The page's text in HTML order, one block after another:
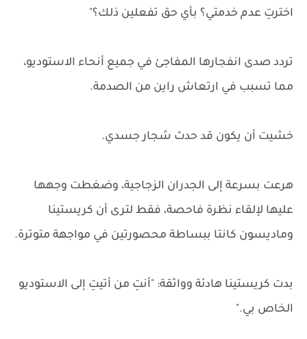
اخترتِ عدم خدمتي؟ بأي حق تفعلين ذلك؟"
تردد صدى انفجارها المفاجئ في جميع أنحاء الاستوديو،
مما تسبب في ارتعاش راين من الصدمة.
خشيت أن يكون قد حدث شجار جسدي.
هرعت بسرعة إلى الجدران الزجاجية، وضغطت وجهها
عليها لإلقاء نظرة فاحصة، فقط لترى أن كريستينا
وماديسون كانتا ببساطة محصورتين في مواجهة متوترة.
بدت كريستينا هادئة وواثقة: "أنتِ من أتيتِ إلى الاستوديو
الخاص بي."